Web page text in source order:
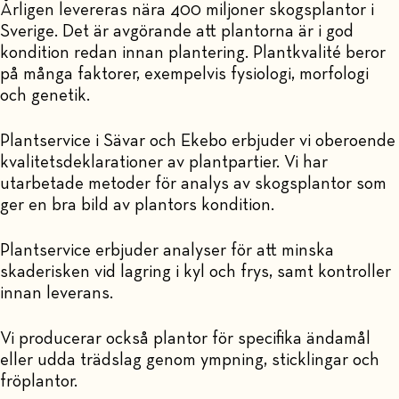
Årligen levereras nära 400 miljoner skogsplantor i
Sverige. Det är avgörande att plantorna är i god
kondition redan innan plantering. Plantkvalité beror
på många faktorer, exempelvis fysiologi, morfologi
och genetik.
Plantservice i Sävar och Ekebo erbjuder vi oberoende
kvalitetsdeklarationer av plantpartier. Vi har
utarbetade metoder för analys av skogsplantor som
ger en bra bild av plantors kondition.
Plantservice erbjuder analyser för att minska
skaderisken vid lagring i kyl och frys, samt kontroller
innan leverans.
Vi producerar också plantor för specifika ändamål
eller udda trädslag genom ympning, sticklingar och
fröplantor.